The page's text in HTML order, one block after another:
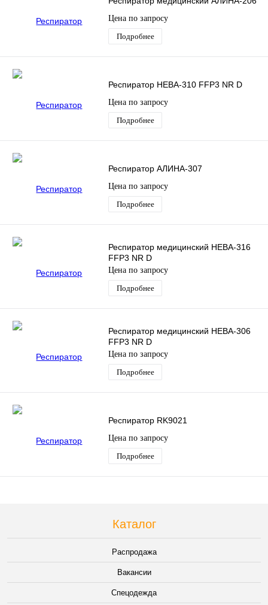
Цена по запросу
Подробнее
Респиратор НЕВА-310 FFP3 NR D
Цена по запросу
Подробнее
Респиратор АЛИНА-307
Цена по запросу
Подробнее
Респиратор медицинский НЕВА-316
FFP3 NR D
Цена по запросу
Подробнее
Респиратор медицинский НЕВА-306
FFP3 NR D
Цена по запросу
Подробнее
Респиратор RK9021
Цена по запросу
Подробнее
Каталог
Распродажа
Вакансии
Спецодежда